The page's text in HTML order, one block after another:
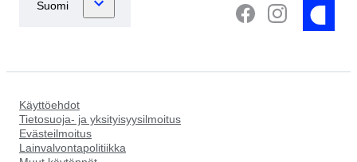
Käyttöehdot
Tietosuoja- ja yksityisyysilmoitus
Evästeilmoitus
Lainvalvontapolitiikka